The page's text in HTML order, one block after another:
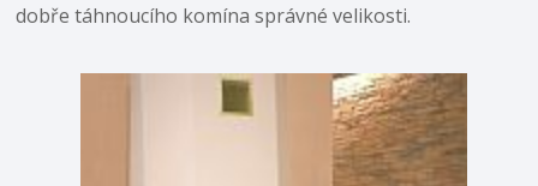
dobře táhnoucího komína správné velikosti.